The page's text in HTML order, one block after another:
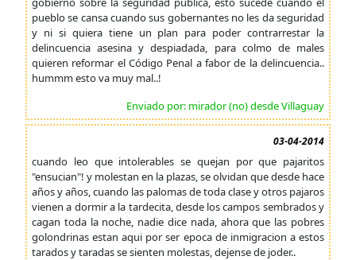
pueblo se cansa cuando sus gobernantes no les da seguridad
y ni si quiera tiene un plan para poder contrarrestar la
delincuencia asesina y despiadada, para colmo de males
quieren reformar el Código Penal a fabor de la delincuencia..
hummm esto va muy mal..!
Enviado por: mirador (no) desde Villaguay
03-04-2014
cuando leo que intolerables se quejan por que pajaritos
"ensucian"! y molestan en la plazas, se olvidan que desde hace
años y años, cuando las palomas de toda clase y otros pajaros
vienen a dormir a la tardecita, desde los campos sembrados y
cagan toda la noche, nadie dice nada, ahora que las pobres
golondrinas estan aqui por ser epoca de inmigracion a estos
tarados y taradas se sienten molestas, dejense de joder..